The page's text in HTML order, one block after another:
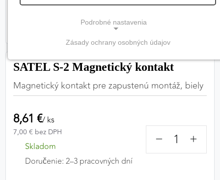
SATEL S-2 Magnetický kontakt
Magnetický kontakt pre zapustenú montáž, biely
8,61 €/ ks
7,00 € bez DPH
Skladom
Doručenie: 2–3 pracovných dní
− +
Podrobné nastavenia
(vždy aktívne, nemožno vypnúť)
Tieto cookies sú potrebné na správne fungovanie
webovej stránky a bez nich by nebolo možné
Nevyhnutné cookies
Zásady ochrany osobných údajov